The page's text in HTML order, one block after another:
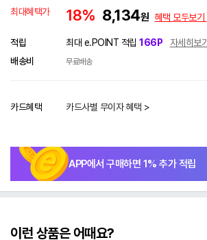
최대혜택가
18% 8,134원 혜택 모두보기
적립 최대 e.POINT 적립 166P
자세히보기
배송비
무료배송
카드혜택 카드사별 무이자 혜택 >
APP에서 구매하면 1% 추가 적립
이런 상품은 어때요?